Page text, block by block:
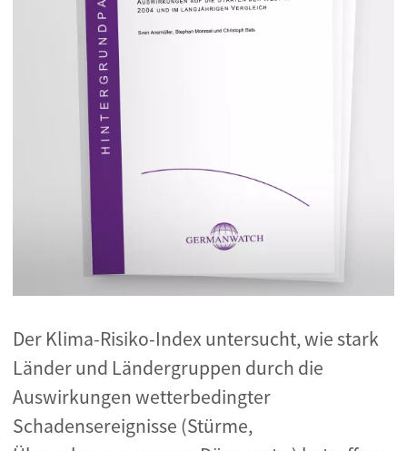
Der Klima-Risiko-Index untersucht, wie stark
Länder und Ländergruppen durch die
Auswirkungen wetterbedingter
Schadensereignisse (Stürme,